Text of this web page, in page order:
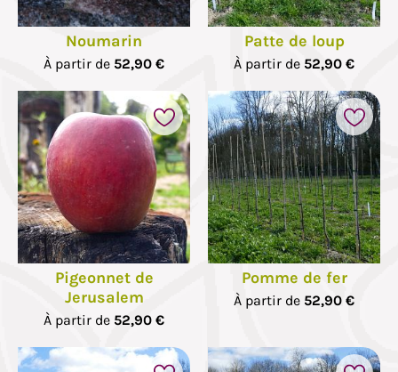
Noumarin
À partir de 52,90 €
Patte de loup
À partir de 52,90 €
Pigeonnet de
Jerusalem
À partir de 52,90 €
Pomme de fer
À partir de 52,90 €